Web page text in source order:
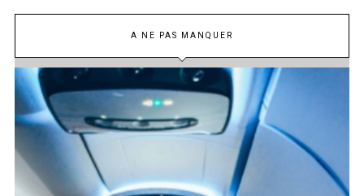
A NE PAS MANQUER